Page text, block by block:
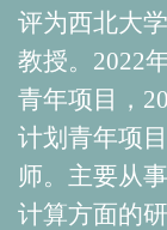
评为西北大
教授。2022
青年项目，
计划青年项
师。 主要从
计算方面的